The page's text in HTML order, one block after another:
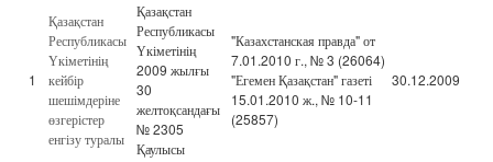
1
Қазақстан
Республикасы
Үкіметінің
кейбір
шешімдеріне
өзгерістер
енгізу туралы
Қазақстан
Республикасы
Үкіметінің
2009 жылғы
30
желтоқсандағы
№ 2305
Қаулысы
"Казахстанская правда" от
7.01.2010 г., № 3 (26064)
"Егемен Қазақстан" газеті
15.01.2010 ж., № 10-11
(25857)
30.12.2009